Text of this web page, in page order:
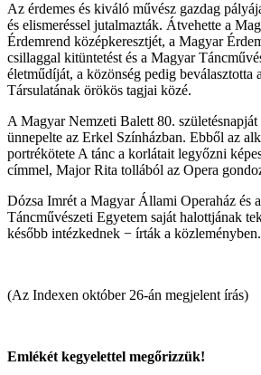
Az érdemes és kiváló művész gazdag
és elismeréssel jutalmazták. Átvehette a
Érdemrend középkeresztjét, a Magyar
csillaggal kitüntetést és a Magyar
életműdíját, a közönség pedig beválasztotta
Társulatának örökös tagjai közé.
A Magyar Nemzeti Balett 80.
ünnepelte az Erkel Színházban. Ebből az
portrékötete A tánc a korlátait legyőzni
címmel, Major Rita tollából az Opera
Dózsa Imrét a Magyar Állami Operaház és
Táncművészeti Egyetem saját halottjának
később intézkednek − írták a
(Az Indexen október 26-án megjelent írás)
Emlékét kegyelettel megőrizzük!